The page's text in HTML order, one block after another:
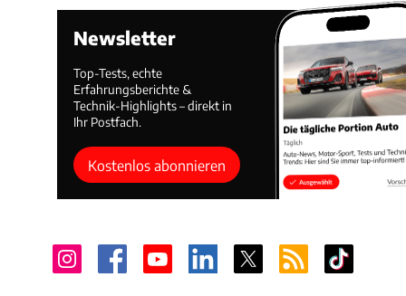
Newsletter
Top-Tests, echte
Erfahrungsberichte &
Technik-Highlights – direkt in
Ihr Postfach.
Kostenlos abonnieren